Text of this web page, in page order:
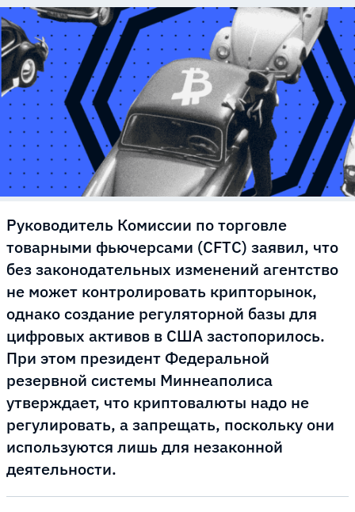
Руководитель Комиссии по торговле
товарными фьючерсами (CFTC) заявил, что
без законодательных изменений агентство
не может контролировать крипторынок,
однако создание регуляторной базы для
цифровых активов в США застопорилось.
При этом президент Федеральной
резервной системы Миннеаполиса
утверждает, что криптовалюты надо не
регулировать, а запрещать, поскольку они
используются лишь для незаконной
деятельности.